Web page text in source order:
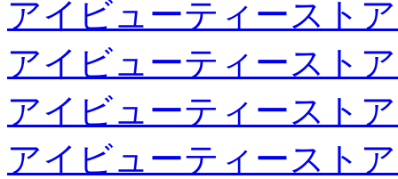
アイビューティースト
アイビューティースト
アイビューティースト
アイビューティースト